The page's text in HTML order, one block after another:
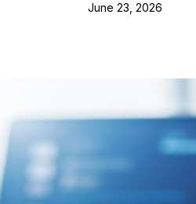
June 23, 2026